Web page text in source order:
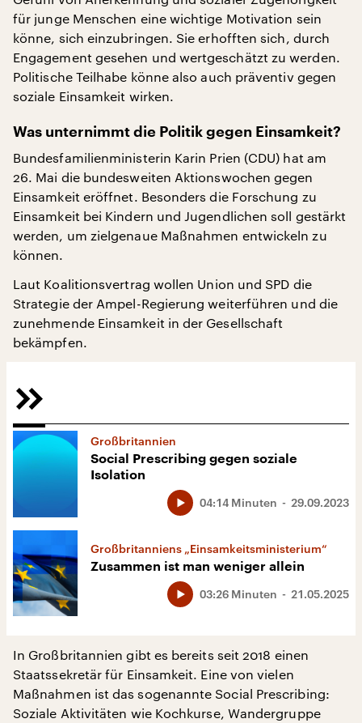
für junge Menschen eine wichtige Motivation sein
könne, sich einzubringen. Sie erhofften sich, durch
Engagement gesehen und wertgeschätzt zu werden.
Politische Teilhabe könne also auch präventiv gegen
soziale Einsamkeit wirken.
Was unternimmt die Politik gegen Einsamkeit?
Bundesfamilienministerin Karin Prien (CDU) hat am
26. Mai die bundesweiten Aktionswochen gegen
Einsamkeit eröffnet. Besonders die Forschung zu
Einsamkeit bei Kindern und Jugendlichen soll gestärkt
werden, um zielgenaue Maßnahmen entwickeln zu
können.
Laut Koalitionsvertrag wollen Union und SPD die
Strategie der Ampel-Regierung weiterführen und die
zunehmende Einsamkeit in der Gesellschaft
bekämpfen.
Großbritannien
Social Prescribing gegen soziale
Isolation
29.09.2023
04:14 Minuten
Großbritanniens „Einsamkeitsministerium“
Zusammen ist man weniger allein
21.05.2025
03:26 Minuten
In Großbritannien gibt es bereits seit 2018 einen
Staatssekretär für Einsamkeit. Eine von vielen
Maßnahmen ist das sogenannte Social Prescribing:
Soziale Aktivitäten wie Kochkurse, Wandergruppe